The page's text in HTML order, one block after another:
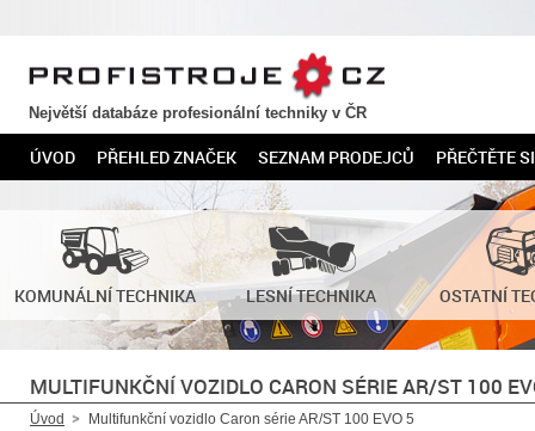
PROFISTROJE.CZ
Největší databáze profesionální techniky v ČR
ÚVOD PŘEHLED ZNAČEK SEZNAM PRODEJCŮ PŘEČTĚTE SI
KOMUNÁLNÍ TECHNIKA LESNÍ TECHNIKA OSTATNÍ
MULTIFUNKČNÍ VOZIDLO CARON SÉRIE AR/ST 100
Úvod Multifunkční vozidlo Caron série AR/ST 100 EVO 5